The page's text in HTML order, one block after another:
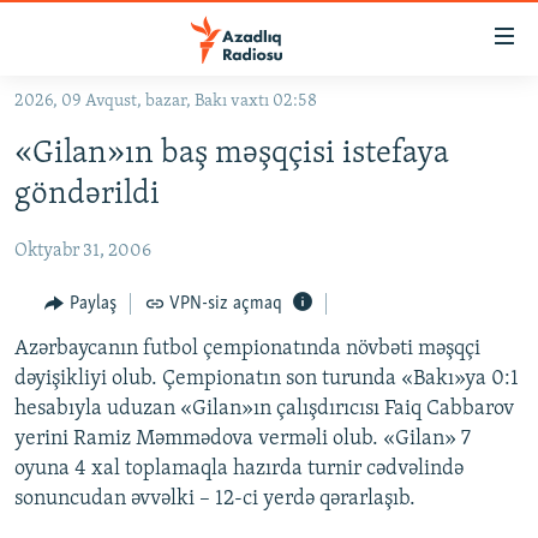
Əsas
qayıt
Əsas
naviqasiyaya
qayıt
KORRUPSIOMETR
#ƏSLINDƏ
FƏRQƏ BAX
QANUNI DOĞRU
ARAŞDIRMA
MULTIMEDIA
VIDEO
RADIO ARXIV
2026, 09 Avqust, bazar, Bakı vaxtı 02:58
«Gilan»ın baş məşqçisi istefaya
göndərildi
Oktyabr 31, 2006
Paylaş VPN-siz açmaq
Azərbaycanın futbol çempionatında növbəti məşqçi
dəyişikliyi olub. Çempionatın son turunda «Bakı»ya 0:1
hesabıyla uduzan «Gilan»ın çalışdırıcısı Faiq Cabbarov
yerini Ramiz Məmmədova verməli olub. «Gilan» 7
oyuna 4 xal toplamaqla hazırda turnir cədvəlində
sonuncudan əvvəlki – 12-ci yerdə qərarlaşıb.